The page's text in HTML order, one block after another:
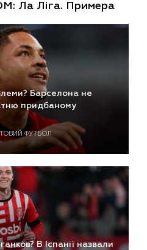
Ла Ліга. Примера
Барселона не
придбаному
ФУТБОЛ
В Іспанії назвали